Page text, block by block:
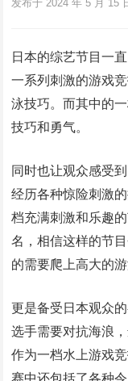
发布于 2024 年 5 月 15
日本的综艺节目一
一系列刺激的游戏
泳技巧。而其中的
技巧和勇气。
同时也让观众感受
经历各种惊险刺激
档充满刺激和乐趣
名，相信这样的节
的需要爬上高大的游
更是备受日本观众
选手需要对抗海浪
作为一档水上游戏
赛中还包括了各种